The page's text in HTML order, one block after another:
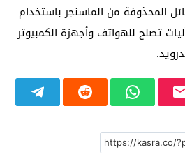
المحذوفة من الماسنجر باستخدام
تصلح للهواتف وأجهزة الكمبيوتر